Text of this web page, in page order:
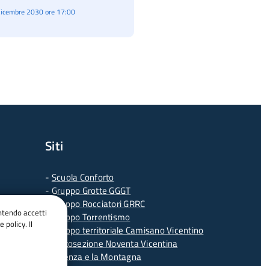
2030 ore 17:00
Siti
- Scuola Conforto
- Gruppo Grotte GGGT
Gruppo Rocciatori GRRC
-
Gruppo Torrentismo
Gruppo territoriale Camisano Vicentino
Sottosezione Noventa Vicentina
Vicenza e la Montagna
accetti
policy. Il